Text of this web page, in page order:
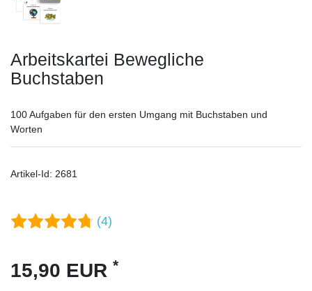
Arbeitskartei Bewegliche
Buchstaben
100 Aufgaben für den ersten Umgang mit Buchstaben und
Worten
Artikel-Id: 2681
(4)
15,90 EUR *